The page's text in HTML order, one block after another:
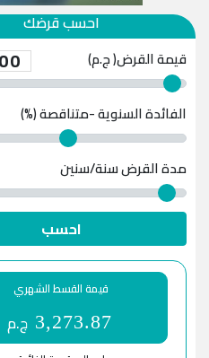
احسب قرضك
قيمة القرض( ج.م)
الفائدة السنوية -متناقصة (%)
مدة القرضسنة/سنين
احسب
قيمة القسط الشهري
3,273.87 ج.م